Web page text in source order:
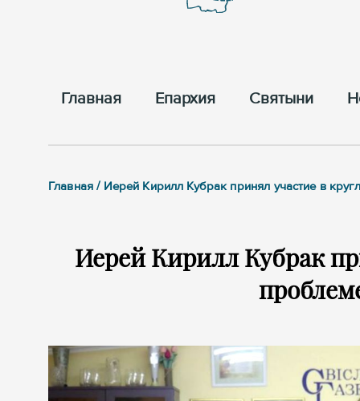
Главная Епархия Cвятыни
Главная / Иерей Кирилл Кубрак принял участие в
Иерей Кирилл Кубрак